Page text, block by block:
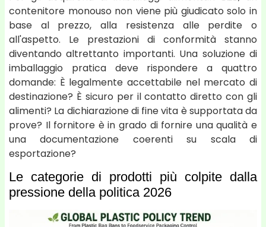
contenitore monouso non viene più giudicato solo in
base al prezzo, alla resistenza alle perdite o
all'aspetto. Le prestazioni di conformità stanno
diventando altrettanto importanti. Una soluzione di
imballaggio pratica deve rispondere a quattro
domande: È legalmente accettabile nel mercato di
destinazione? È sicuro per il contatto diretto con gli
alimenti? La dichiarazione di fine vita è supportata da
prove? Il fornitore è in grado di fornire una qualità e
una documentazione coerenti su scala di
esportazione?
Le categorie di prodotti più colpite dalla
pressione della politica 2026